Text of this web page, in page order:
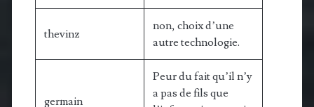
thevinz
non, choix d’une
autre technologie.
germain
Peur du fait qu’il n’y
a pas de fils que